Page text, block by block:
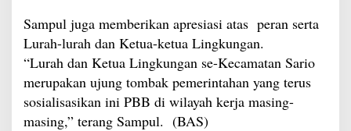
Sampul juga memberikan apresiasi atas peran serta
Lurah-lurah dan Ketua-ketua Lingkungan.
“Lurah dan Ketua Lingkungan se-Kecamatan Sario
merupakan ujung tombak pemerintahan yang terus
sosialisasikan ini PBB di wilayah kerja masing-
masing,” terang Sampul. (BAS)